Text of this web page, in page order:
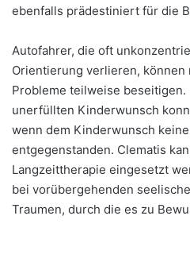
ebenfalls prädestiniert für die
Autofahrer, die oft
Orientierung verlieren, können
Probleme teilweise beseitigen.
unerfüllten Kinderwunsch
wenn dem Kinderwunsch
entgegenstanden. Clematis
Langzeittherapie eingesetzt
bei vorübergehenden
Traumen, durch die es zu